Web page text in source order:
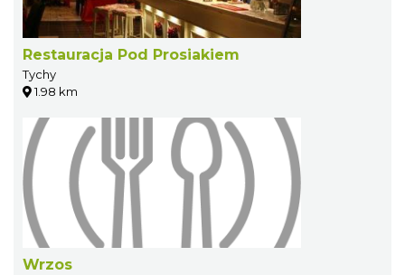
Restauracja Pod Prosiakiem
Tychy
1.98 km
Wrzos